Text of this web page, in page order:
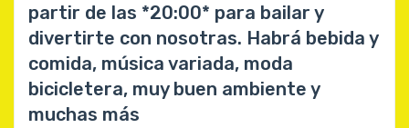
partir de las *20:00* para bailar y
divertirte con nosotras. Habrá bebida y
comida, música variada, moda
bicicletera, muy buen ambiente y
muchas más